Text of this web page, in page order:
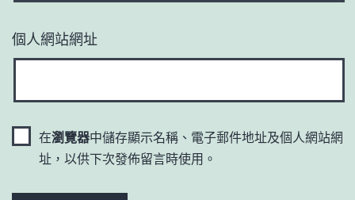
個人網站網址
在瀏覽器中儲存顯示名稱、電子郵件地址及個人網站網
址，以供下次發佈留言時使用。